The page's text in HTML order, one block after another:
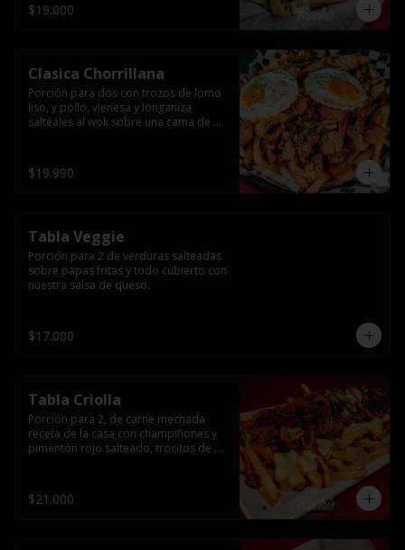
$19.000
Clasica Chorrillana
Porción para dos con trozos de lomo
liso, y pollo, vienesa y longaniza
saltéales al wok sobre una cama de
$19.990
Tabla Veggie
Porción para 2 de verduras salteadas
sobre papas fritas y todo cubierto con
nuestra salsa de queso.
$17.000
Tabla Criolla
Porción para 2, de carne mechada
receta de la casa con champiñones y
pimentón rojo salteado, trocitos de
papas fritas.
$21.000